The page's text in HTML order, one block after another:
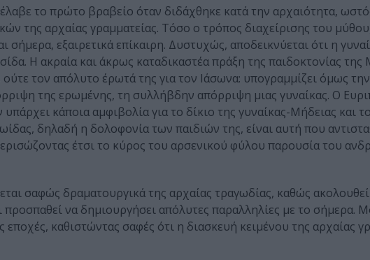
το πρώτο βραβείο όταν διδάχθηκε κατά την αρχαιότητα,
της αρχαίας γραμματείας. Τόσο ο τρόπος διαχείρισης του
εξαιρετικά επίκαιρη. Δυστυχώς, αποδεικνύεται ότι η
Η ακραία και άκρως καταδικαστέα πράξη της παιδοκτονίας της
ούτε τον απόλυτο έρωτά της για τον Ιάσωνα: υπογραμμίζει όμως
της ερωμένης, τη συλλήβδην απόρριψη μιας γυναίκας. Ο
κάποια αμφιβολία για το δίκιο της γυναίκας-Μήδειας και
δηλαδή η δολοφονία των παιδιών της, είναι αυτή που
έτσι το κύρος του αρσενικού φύλου παρουσία του
σαφώς δραματουργικά της αρχαίας τραγωδίας, καθώς ακολουθεί
προσπαθεί να δημιουργήσει απόλυτες παραλληλίες με το σήμερα.
καθιστώντας σαφές ότι η διασκευή κειμένου της αρχαίας